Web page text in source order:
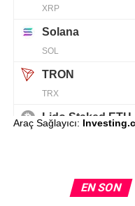
Araç Sağlayıcı:
EN SON